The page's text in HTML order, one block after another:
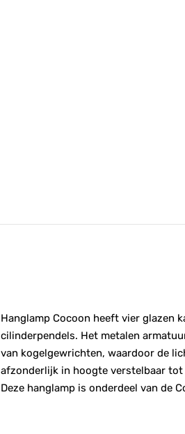
Hanglamp Cocoon heeft vier glazen
cilinderpendels. Het metalen
van kogelgewrichten, waardoor de
afzonderlijk in hoogte verstelbaar
Deze hanglamp is onderdeel van de